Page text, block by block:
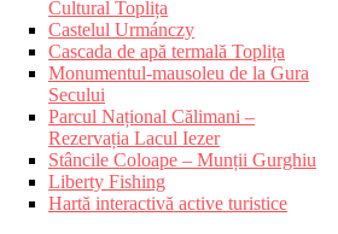
Cultural Toplița
Castelul Urmánczy
Cascada de apă termală Toplița
Monumentul-mausoleu de la Gura
Secului
Parcul Național Călimani –
Rezervația Lacul Iezer
Stâncile Coloape – Munții Gurghiu
Liberty Fishing
Hartă interactivă active turistice